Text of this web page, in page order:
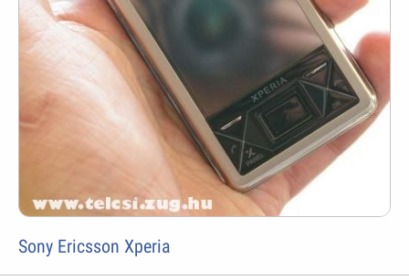
Sony Ericsson Xperia